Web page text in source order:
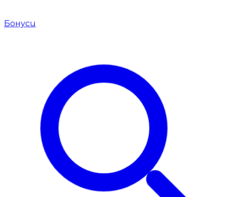
Бонуси